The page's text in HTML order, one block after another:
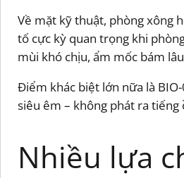
Về mặt kỹ thuật, phòng xông
tố cực kỳ quan trọng khi
mùi khó chịu, ẩm mốc bám
Điểm khác biệt lớn nữa là
siêu êm – không phát ra
Nhiều lựa